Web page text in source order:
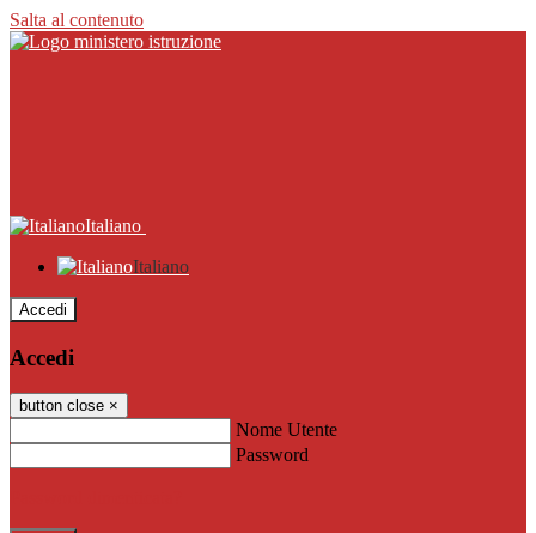
Salta al contenuto
Italiano
Italiano
Accedi
Accedi
button close ×
Nome Utente
Password